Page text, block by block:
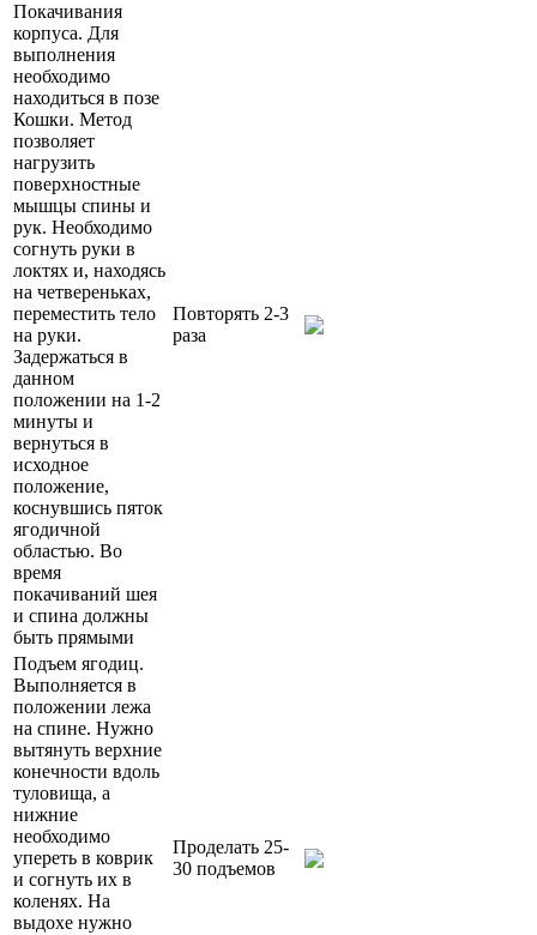
Покачивания
корпуса. Для
выполнения
необходимо
находиться в позе
Кошки. Метод
позволяет
нагрузить
поверхностные
мышцы спины и
рук. Необходимо
согнуть руки в
локтях и, находясь
на четвереньках,
переместить тело
на руки.
Задержаться в
данном
положении на 1-2
минуты и
вернуться в
исходное
положение,
коснувшись пяток
ягодичной
областью. Во
время
покачиваний шея
и спина должны
быть прямыми
Повторять 2-3
раза
Подъем ягодиц.
Выполняется в
положении лежа
на спине. Нужно
вытянуть верхние
конечности вдоль
туловища, а
нижние
необходимо
упереть в коврик
и согнуть их в
коленях. На
выдохе нужно
Проделать 25-
30 подъемов